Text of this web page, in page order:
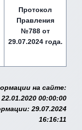
Протокол
Правления
№788 от
29.07.2024 года.
на сайте:
22.01.2020 00:00:00
29.07.2024
16:16:11